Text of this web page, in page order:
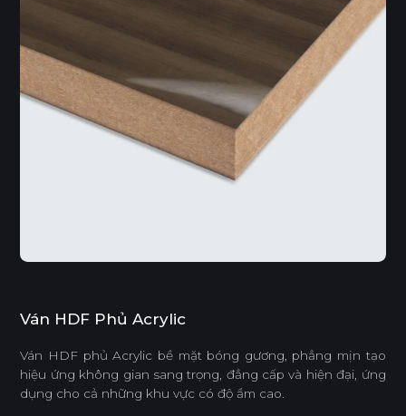
Ván HDF Phủ Acrylic
Ván HDF phủ Acrylic bề mặt bóng gương, phẳng mịn tạo
hiệu ứng không gian sang trọng, đẳng cấp và hiện đại, ứng
dụng cho cả những khu vực có độ ẩm cao.